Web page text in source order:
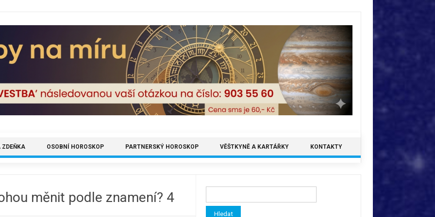
ZDEŇKA OSOBNÍ HOROSKOP PARTNERSKÝ HOROSKOP VĚŠTKYNĚ A KARTÁŘKY KONTAKTY
měnit podle znamení? 4